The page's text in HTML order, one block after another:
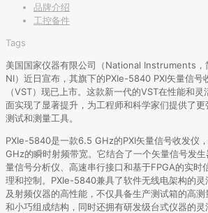
品牌介绍
工控备件
Tags
美国国家仪器有限公司（National Instruments，
NI）近日宣布，其旗下的PXIe-5840 PXI矢量信号
（VST）现已上市。这款新一代的VST在性能和灵
面实现了显著提升，为工程师和科学家们提供了更
测试和测量工具。
PXIe-5840是一款6.5 GHz的PXI矢量信号收发仪
GHz的瞬时射频带宽。它结合了一个矢量信号发生
量信号分析仪、高速串行接口和基于FPGA的实时
理和控制。PXIe-5840兼具了软件无线电架构的灵
及射频仪器的高性能，不仅具备生产测试箱的高测
和小巧组成结构，同时还拥有研发级台式仪器的灵